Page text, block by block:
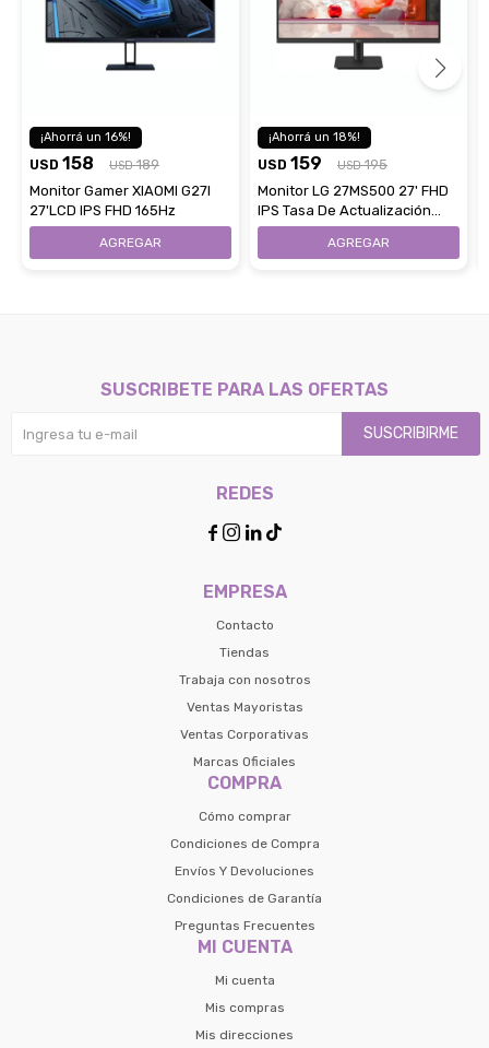
16
USD 158 USD 189
Monitor Gamer XIAOMI G27I
27'LCD IPS FHD 165Hz
18
USD 159 USD 195
Monitor LG 27MS500 27' FHD
IPS Tasa De Actualización
100Hz
EMPRESA
Contacto
Tiendas
Trabaja con nosotros
Ventas Mayoristas
Ventas Corporativas
Marcas Oficiales
COMPRA
Cómo comprar
Condiciones de Compra
Envíos Y Devoluciones
Condiciones de Garantía
Preguntas Frecuentes
MI CUENTA
Mi cuenta
Mis compras
Mis direcciones
SUSCRIBETE PARA LAS OFERTAS
SUSCRIBIRME
REDES
   